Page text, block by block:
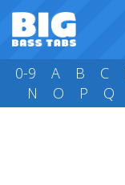
0-9 A B C
N
O P Q